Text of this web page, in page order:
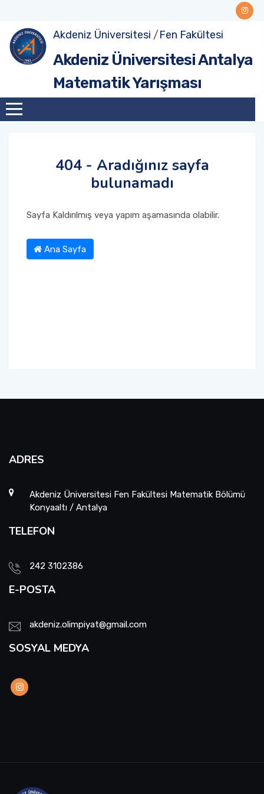
Akdeniz Üniversitesi /Fen Fakültesi
Akdeniz Üniversitesi Antalya
Matematik Yarışması
404 - Aradığınız sayfa
bulunamadı
Sayfa Kaldırılmış veya yapım aşamasında olabilir.
Ana Sayfa
ADRES
Akdeniz Üniversitesi Fen Fakültesi Matematik Bölümü
Konyaaltı / Antalya
TELEFON
242 3102386
E-POSTA
akdeniz.olimpiyat@gmail.com
SOSYAL MEDYA